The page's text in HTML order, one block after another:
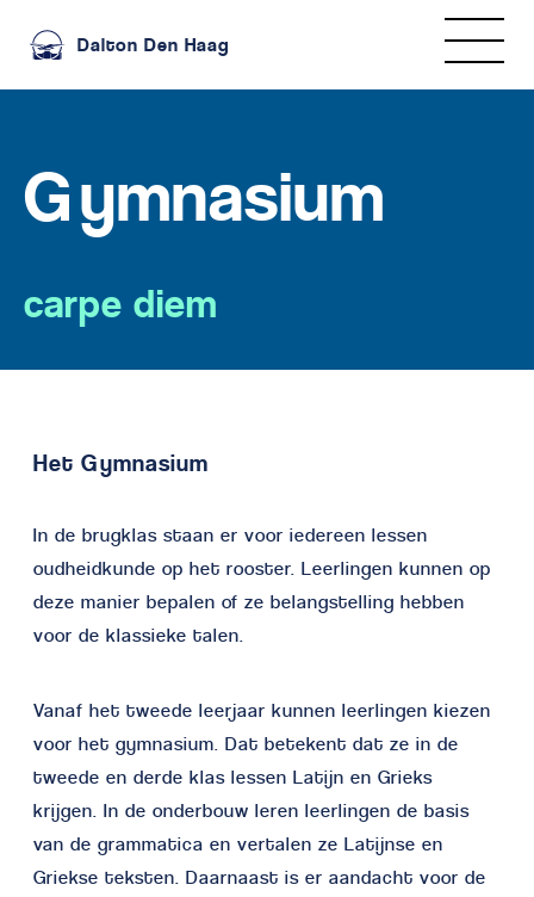
Dalton Den Haag
Gymnasium
carpe diem
Het Gymnasium
In de brugklas staan er voor iedereen lessen
oudheidkunde op het rooster. Leerlingen kunnen op
deze manier bepalen of ze belangstelling hebben
voor de klassieke talen.
Vanaf het tweede leerjaar kunnen leerlingen kiezen
voor het gymnasium. Dat betekent dat ze in de
tweede en derde klas lessen Latijn en Grieks
krijgen. In de onderbouw leren leerlingen de basis
van de grammatica en vertalen ze Latijnse en
Griekse teksten. Daarnaast is er aandacht voor de